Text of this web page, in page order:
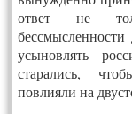
ответ не
усыновлять
старались,
повлияли на